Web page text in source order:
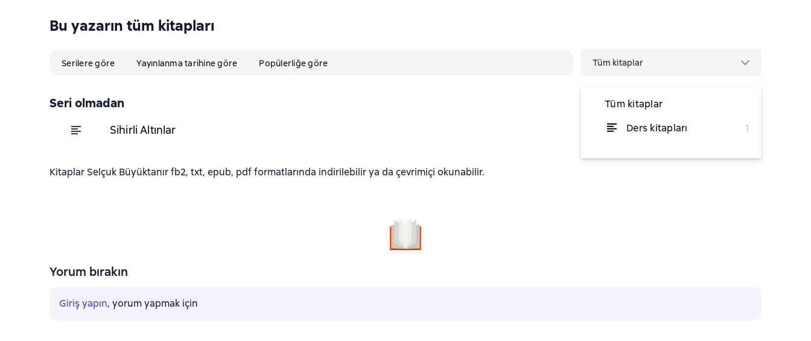
Bu yazarın tüm kitapları
Serilere göre Yayınlanma tarihine göre Popülerliğe göre Tüm kitaplar
Tüm kitaplar
Ders kitapları
1
Seri olmadan
Sihirli Altınlar itibaren ₺62,43
Kitaplar Selçuk Büyüktanır fb2, txt, epub, pdf formatlarında indirilebilir ya da çevrimiçi okunabilir.
Yorum bırakın
Giriş yapın, yorum yapmak için